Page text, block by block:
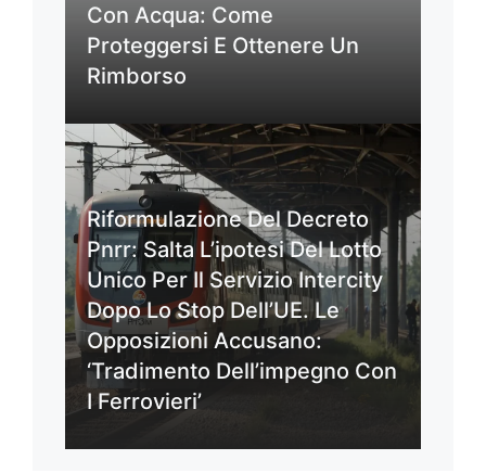
Con Acqua: Come
Proteggersi E Ottenere Un
Rimborso
Riformulazione Del Decreto
Pnrr: Salta L’ipotesi Del Lotto
Unico Per Il Servizio Intercity
Dopo Lo Stop Dell’UE. Le
Opposizioni Accusano:
‘Tradimento Dell’impegno Con
I Ferrovieri’